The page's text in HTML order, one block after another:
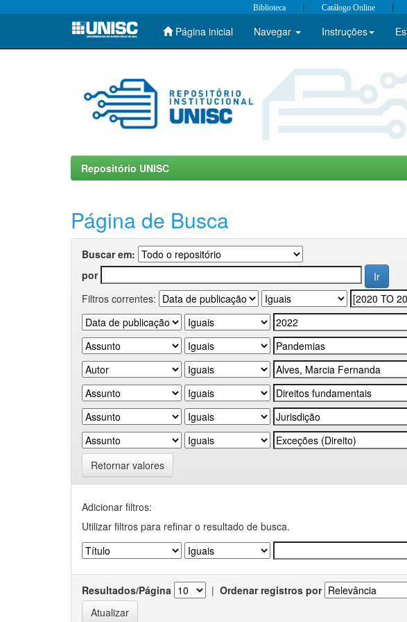
Skip
Biblioteca | Catálogo Online |
Página inicial Navegar Instruções
Repositório UNISC
Página de Busca
Buscar em:
por
Filtros correntes:
Retornar valores
Adicionar filtros:
Utilizar filtros para refinar o resultado de busca.
Resultados/Página | Ordenar registros por